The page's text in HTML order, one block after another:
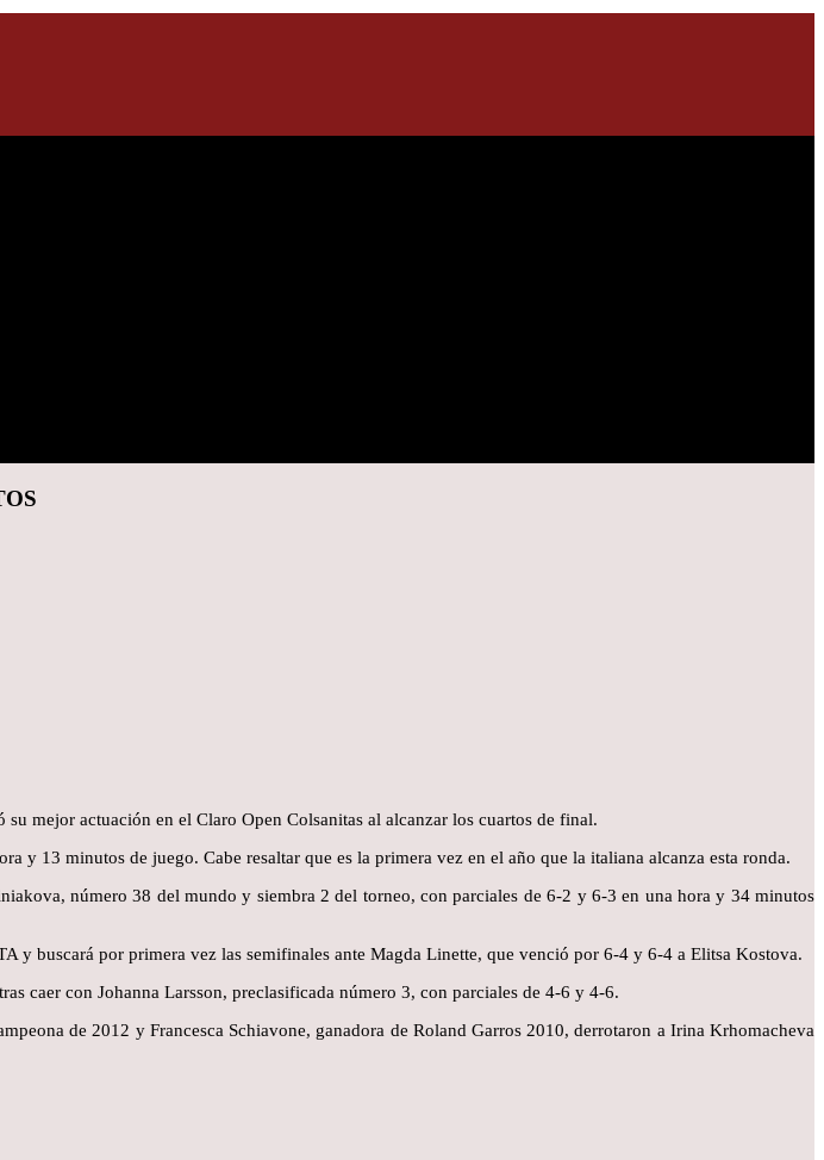
mejor actuación en el Claro Open Colsanitas al alcanzar los cuartos de final.
y 13 minutos de juego. Cabe resaltar que es la primera vez en el año que la italiana alcanza esta ronda.
número 38 del mundo y siembra 2 del torneo, con parciales de 6-2 y 6-3 en una hora y 34 minutos
y buscará por primera vez las semifinales ante Magda Linette, que venció por 6-4 y 6-4 a Elitsa Kostova.
caer con Johanna Larsson, preclasificada número 3, con parciales de 4-6 y 4-6.
de 2012 y Francesca Schiavone, ganadora de Roland Garros 2010, derrotaron a Irina Krhomacheva